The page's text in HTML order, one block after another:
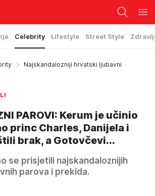
Celebrity Lifestyle Street Style
Najskandalozniji hrvatski ljubavni
PAROVI: Kerum je učinio
princ Charles, Danijela i
brak, a Gotovčevi...
se prisjetili najskandaloznijih
parova i prekida.